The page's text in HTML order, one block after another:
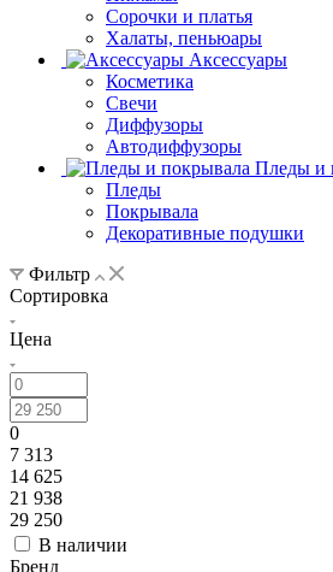
Сорочки и платья
Халаты, пеньюары
Аксессуары
Косметика
Свечи
Диффузоры
Автодиффузоры
Пледы и
Пледы
Покрывала
Декоративные подушки
Фильтр
Сортировка
Цена
0
7 313
14 625
21 938
29 250
В наличии
Бренд